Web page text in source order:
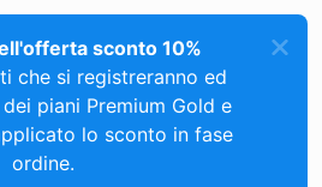
sconto 10%
che si registreranno ed
piani Premium Gold e
lo sconto in fase
ordine.